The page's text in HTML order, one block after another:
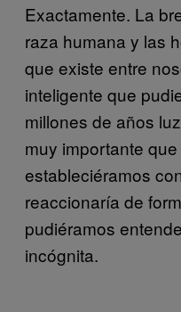
Exactamente. La
raza humana y las
que existe entre
inteligente que
millones de años
muy importante
estableciéramos
reaccionaría de
pudiéramos
incógnita.